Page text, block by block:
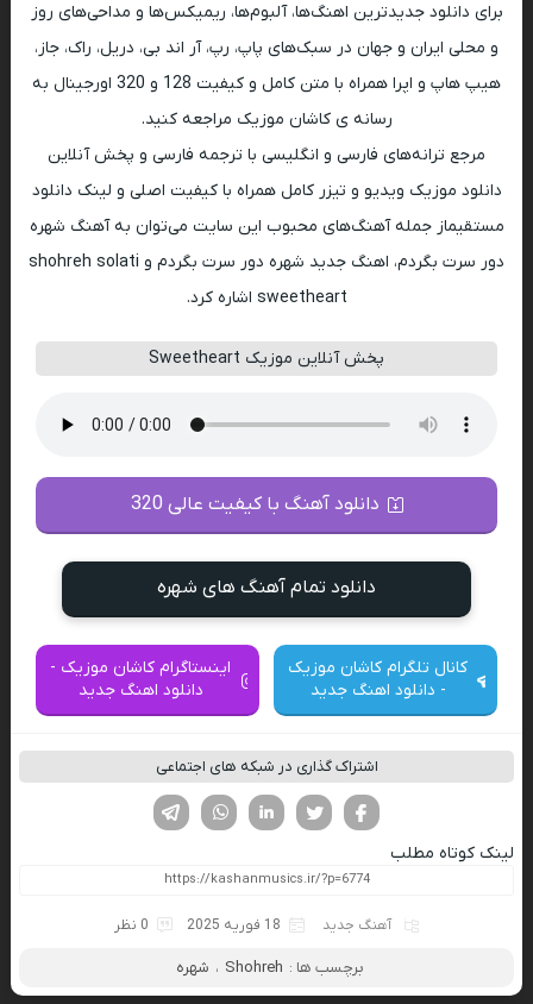
برای دانلود جدیدترین اهنگ‌ها، آلبوم‌ها، ریمیکس‌ها و مداحی‌های روز
و محلی ایران و جهان در سبک‌های پاپ، رپ، آر اند بی، دریل، راک، جاز،
هیپ هاپ و اپرا همراه با متن کامل و کیفیت 128 و 320 اورجینال به
رسانه ی کاشان موزیک مراجعه کنید.
مرجع ترانه‌های فارسی و انگلیسی با ترجمه فارسی و پخش آنلاین
دانلود موزیک ویدیو و تیزر کامل همراه با کیفیت اصلی و لینک دانلود
مستقیماز جمله آهنگ‌های محبوب این سایت می‌توان به آهنگ شهره
دور سرت بگردم، اهنگ جدید شهره دور سرت بگردم و shohreh solati
sweetheart اشاره کرد.
پخش آنلاین موزیک Sweetheart
دانلود آهنگ با کیفیت عالی 320
دانلود تمام آهنگ های شهره
کانال تلگرام کاشان موزیک
- دانلود اهنگ جدید
اینستاگرام کاشان موزیک -
دانلود اهنگ جدید
اشتراک گذاری در شبکه های اجتماعی
لینکدین تویتر
فیسوک
لینک کوتاه مطلب
آهنگ جدید 18 فوریه 2025 0 نظر
برچسب ها : Shohreh ، شهره